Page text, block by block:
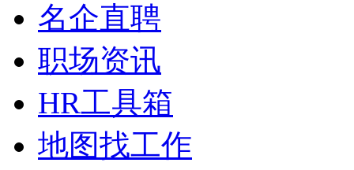
名企直聘
职场资讯
HR工具箱
地图找工作